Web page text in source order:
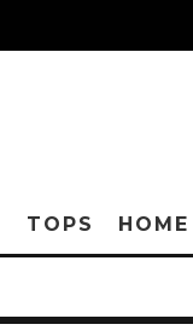
TOPS HOME